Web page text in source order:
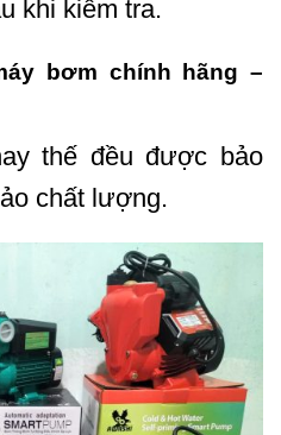
khi kiểm tra.
bơm chính hãng –
thế đều được bảo
chất lượng.